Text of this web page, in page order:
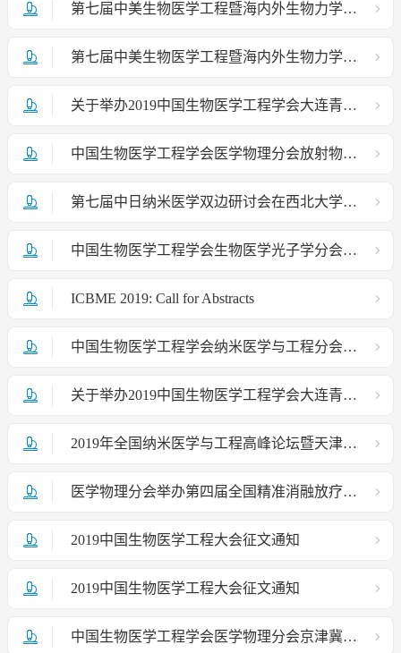
第七届中美生物医学工程暨海内外生物力学学术研讨会成功举办
第七届中美生物医学工程暨海内外生物力学学术研讨会第一轮暨壁报交流论文征文通知
关于举办2019中国生物医学工程学会大连青年论坛的通知（第二轮）
中国生物医学工程学会医学物理分会放射物理专业委员会放疗物理质量控制学术会议第二轮会议通知
第七届中日纳米医学双边研讨会在西北大学顺利召开
中国生物医学工程学会生物医学光子学分会全体委员会议 暨学术交流会在海口成功举行
ICBME 2019: Call for Abstracts
中国生物医学工程学会纳米医学与工程分会换届选举会议在天津召开
关于举办2019中国生物医学工程学会大连青年论坛的通知（第一轮）
2019年全国纳米医学与工程高峰论坛暨天津市生物医学工程学会和天津市科协生命科学学会联合体学术年会在津召开
医学物理分会举办第四届全国精准消融放疗技术设备进展及规范化高级培训班
2019中国生物医学工程大会征文通知
2019中国生物医学工程大会征文通知
中国生物医学工程学会医学物理分会京津冀+放射物理专业组第三十一次学术会议在京圆满落幕